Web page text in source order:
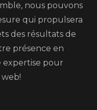
nous pouvons
qui propulsera
des résultats de
présence en
expertise pour